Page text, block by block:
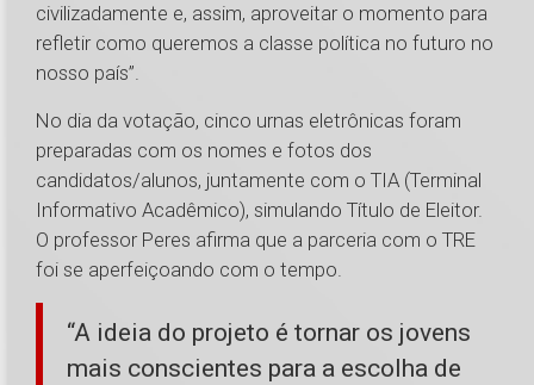
civilizadamente e, assim, aproveitar o momento para
refletir como queremos a classe política no futuro no
nosso país”.
No dia da votação, cinco urnas eletrônicas foram
preparadas com os nomes e fotos dos
candidatos/alunos, juntamente com o TIA (Terminal
Informativo Acadêmico), simulando Título de Eleitor.
O professor Peres afirma que a parceria com o TRE
foi se aperfeiçoando com o tempo.
“A ideia do projeto é tornar os jovens
mais conscientes para a escolha de